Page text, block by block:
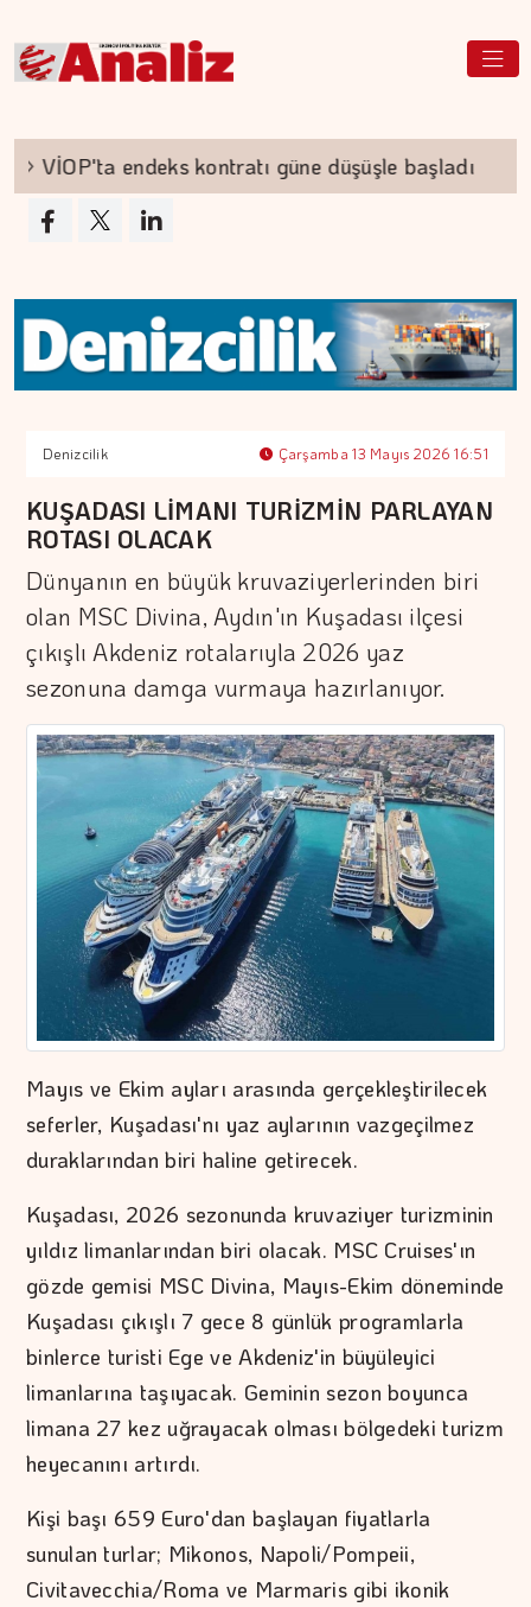
VİOP'ta endeks kontratı güne düşüşle başladı
Denizcilik Çarşamba 13 Mayıs 2026 16:51
KUŞADASI LİMANI TURİZMİN PARLAYAN
ROTASI OLACAK
Dünyanın en büyük kruvaziyerlerinden biri
olan MSC Divina, Aydın'ın Kuşadası ilçesi
çıkışlı Akdeniz rotalarıyla 2026 yaz
sezonuna damga vurmaya hazırlanıyor.
Mayıs ve Ekim ayları arasında gerçekleştirilecek
seferler, Kuşadası'nı yaz aylarının vazgeçilmez
duraklarından biri haline getirecek.
Kuşadası, 2026 sezonunda kruvaziyer turizminin
yıldız limanlarından biri olacak. MSC Cruises'ın
gözde gemisi MSC Divina, Mayıs-Ekim döneminde
Kuşadası çıkışlı 7 gece 8 günlük programlarla
binlerce turisti Ege ve Akdeniz'in büyüleyici
limanlarına taşıyacak. Geminin sezon boyunca
limana 27 kez uğrayacak olması bölgedeki turizm
heyecanını artırdı.
Kişi başı 659 Euro'dan başlayan fiyatlarla
sunulan turlar; Mikonos, Napoli/Pompeii,
Civitavecchia/Roma ve Marmaris gibi ikonik